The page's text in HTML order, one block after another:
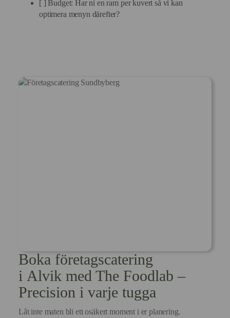
[ ] Budget: Har ni en ram per kuvert så vi kan
optimera menyn därefter?
Boka företagscatering
i Alvik med The Foodlab –
Precision i varje tugga
Låt inte maten bli ett osäkert moment i er planering.